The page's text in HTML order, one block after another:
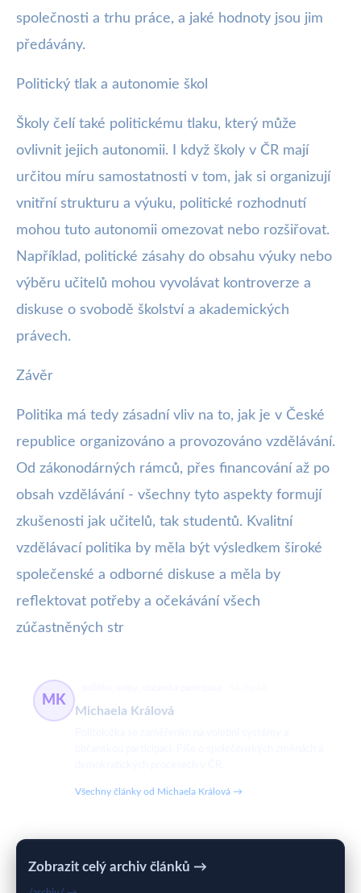
společnosti a trhu práce, a jaké hodnoty jsou jim
předávány.
Politický tlak a autonomie škol
Školy čelí také politickému tlaku, který může
ovlivnit jejich autonomii. I když školy v ČR mají
určitou míru samostatnosti v tom, jak si organizují
vnitřní strukturu a výuku, politické rozhodnutí
mohou tuto autonomii omezovat nebo rozšiřovat.
Například, politické zásahy do obsahu výuky nebo
výběru učitelů mohou vyvolávat kontroverze a
diskuse o svobodě školství a akademických
právech.
Závěr
Politika má tedy zásadní vliv na to, jak je v České
republice organizováno a provozováno vzdělávání.
Od zákonodárných rámců, přes financování až po
obsah vzdělávání - všechny tyto aspekty formují
zkušenosti jak učitelů, tak studentů. Kvalitní
vzdělávací politika by měla být výsledkem široké
společenské a odborné diskuse a měla by
reflektovat potřeby a očekávání všech
zúčastněných str
MK
Michaela Králová
Všechny články od Michaela Králová →
Zobrazit celý archiv článků →